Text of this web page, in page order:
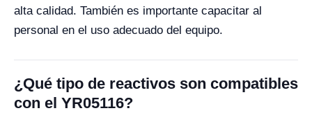
alta calidad. También es importante capacitar al
personal en el uso adecuado del equipo.
¿Qué tipo de reactivos son compatibles
con el YR05116?